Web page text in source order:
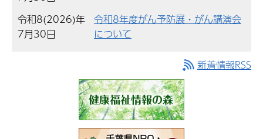
令和8(2026)年
7月30日
令和8年度がん予防展・がん講演会
について
新着情報RSS